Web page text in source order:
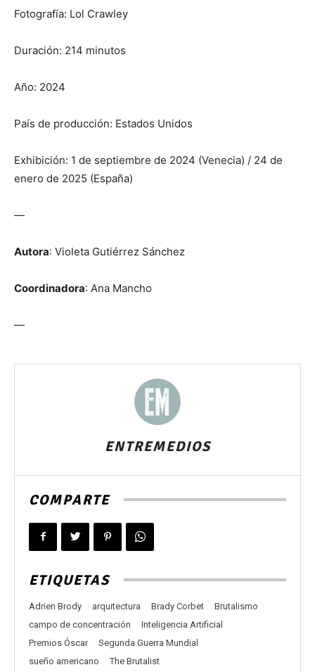
Fotografía: Lol Crawley
Duración: 214 minutos
Año: 2024
País de producción: Estados Unidos
Exhibición: 1 de septiembre de 2024 (Venecia) / 24 de
enero de 2025 (España)
—
Autora: Violeta Gutiérrez Sánchez
Coordinadora: Ana Mancho
—
ENTREMEDIOS
COMPARTE
ETIQUETAS
Adrien Brody arquitectura Brady Corbet
Brutalismo
campo de concentración
Inteligencia Artificial
Premios Óscar
Segunda Guerra Mundial
sueño americano
The Brutalist